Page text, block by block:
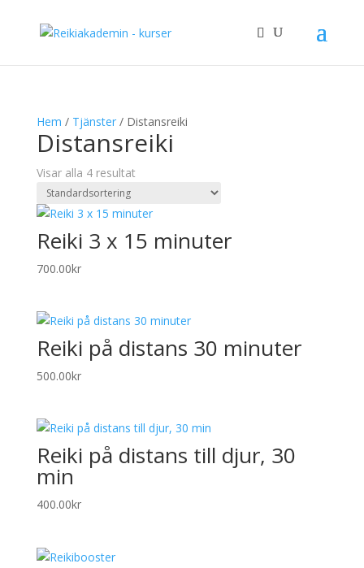
Hem / Tjänster/ Distansreiki
Distansreiki
Visar alla 4 resultat
Reiki 3 x 15 minuter
700.00kr
Reiki på distans 30 minuter
500.00kr
Reiki på distans till djur, 30
min
400.00kr